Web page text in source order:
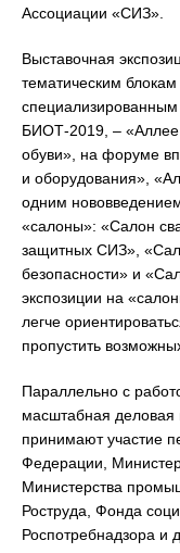
Ассоциации «СИЗ».
Выставочная
тематическим
БИОТ-2019, –
обуви», на форуме
и оборудования»,
одним
«салоны»: «Салон
защитных СИЗ»,
безопасности» и
экспозиции на
легче
пропустить
Параллельно с
масштабная
принимают участие
Федерации,
Министерства
Роструда, Фонда
Роспотребнадзора и